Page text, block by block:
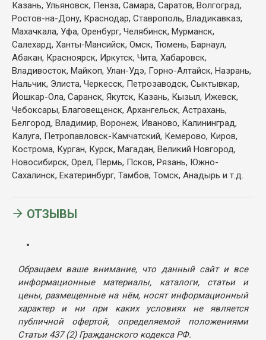
Казань, Ульяновск, Пенза, Самара, Саратов, Волгоград,
Ростов-на-Дону, Краснодар, Ставрополь, Владикавказ,
Махачкала, Уфа, Оренбург, Челябинск, Мурманск,
Салехард, Ханты-Мансийск, Омск, Тюмень, Барнаул,
Абакан, Красноярск, Иркутск, Чита, Хабаровск,
Владивосток, Майкоп, Улан-Удэ, Горно-Алтайск, Назрань,
Нальчик, Элиста, Черкесск, Петрозаводск, Сыктывкар,
Йошкар-Ола, Саранск, Якутск, Казань, Кызыл, Ижевск,
Чебоксары, Благовещенск, Архангельск, Астрахань,
Белгород, Владимир, Воронеж, Иваново, Калининград,
Калуга, Петропавловск-Камчатский, Кемерово, Киров,
Кострома, Курган, Курск, Магадан, Великий Новгород,
Новосибирск, Орел, Пермь, Псков, Рязань, Южно-
Сахалинск, Екатеринбург, Тамбов, Томск, Анадырь и т.д.
ОТЗЫВЫ
Обращаем ваше внимание, что данный сайт и все
информационные материалы, каталоги, статьи и
цены, размещенные на нём, носят информационный
характер и ни при каких условиях не является
публичной офертой, определяемой положениями
Статьи 437 (2) Гражданского кодекса РФ.